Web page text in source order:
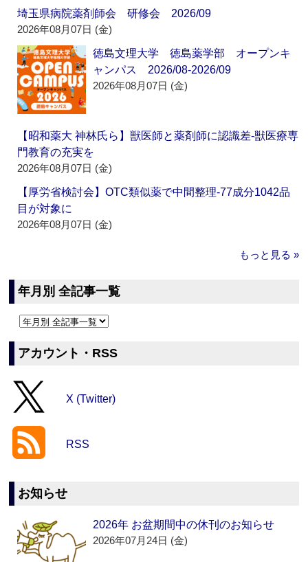
埼玉県病院薬剤師会 研修会 2026/09
2026年08月07日 (金)
徳島文理大学 徳島薬学部 オープンキ
ャンパス 2026/08-2026/09
2026年08月07日 (金)
【昭和薬大 神林氏ら】獣医師と薬剤師に認識差‐獣医療専
門教育の充実を
2026年08月07日 (金)
【厚労省検討会】OTC類似薬で中間整理‐77成分1042品
目が対象に
2026年08月07日 (金)
もっと見る »
年月別 全記事一覧
アカウント・RSS
X (Twitter)
RSS
お知らせ
2026年 お盆期間中の休刊のお知らせ
2026年07月24日 (金)